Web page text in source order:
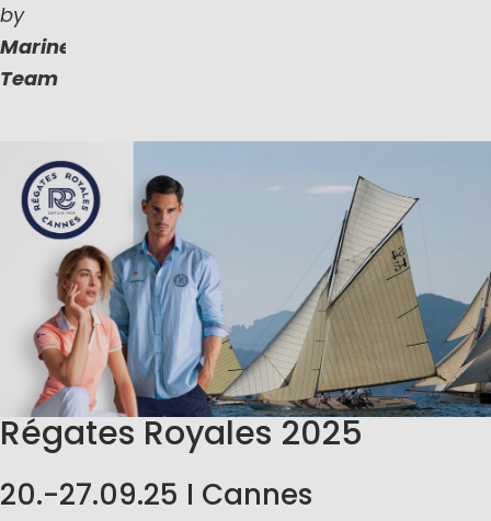
by
Marinepool
Team
Régates Royales 2025
20.-27.09.25 I Cannes